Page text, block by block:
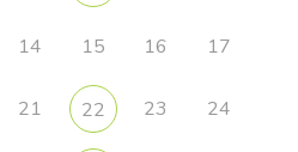
14 15 16 17
21 22 23 24